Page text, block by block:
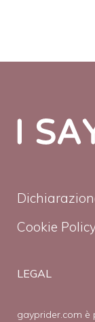
Cookie
LEGAL
gayprider.com è